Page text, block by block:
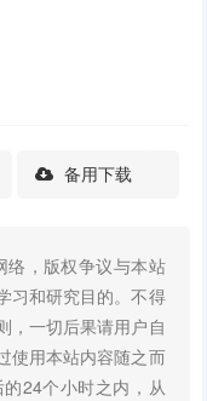
备用下载
络，版权争议与本站
习和研究目的。不得
，一切后果请用户自
使用本站内容随之而
24个小时之内，从